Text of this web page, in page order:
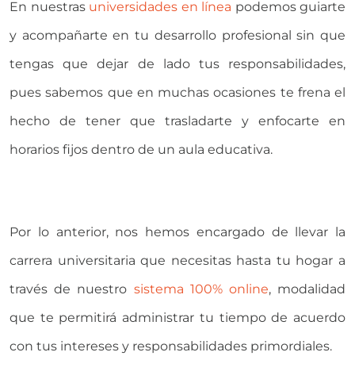
En nuestras universidades en línea podemos guiarte
y acompañarte en tu desarrollo profesional sin que
tengas que dejar de lado tus responsabilidades,
pues sabemos que en muchas ocasiones te frena el
hecho de tener que trasladarte y enfocarte en
horarios fijos dentro de un aula educativa.
Por lo anterior, nos hemos encargado de llevar la
carrera universitaria que necesitas hasta tu hogar a
través de nuestro sistema 100% online, modalidad
que te permitirá administrar tu tiempo de acuerdo
con tus intereses y responsabilidades primordiales.